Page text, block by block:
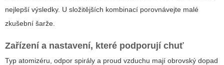
nejlepší výsledky. U složitějších kombinací porovnávejte malé
zkušební šarže.
Zařízení a nastavení, které podporují chuť
Typ atomizéru, odpor spirály a proud vzduchu mají obrovský dopad